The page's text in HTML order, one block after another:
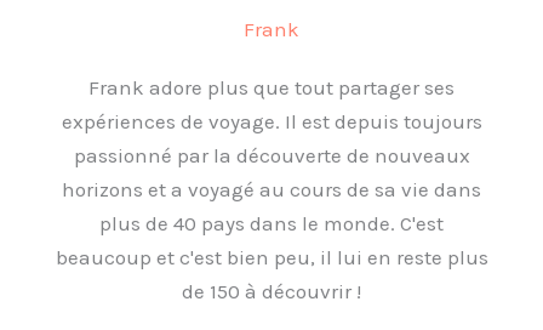
Frank
Frank adore plus que tout partager ses
expériences de voyage. Il est depuis toujours
passionné par la découverte de nouveaux
horizons et a voyagé au cours de sa vie dans
plus de 40 pays dans le monde. C'est
beaucoup et c'est bien peu, il lui en reste plus
de 150 à découvrir !